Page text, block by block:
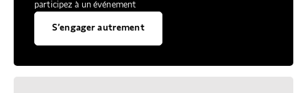
participez à un événement
S’engager autrement